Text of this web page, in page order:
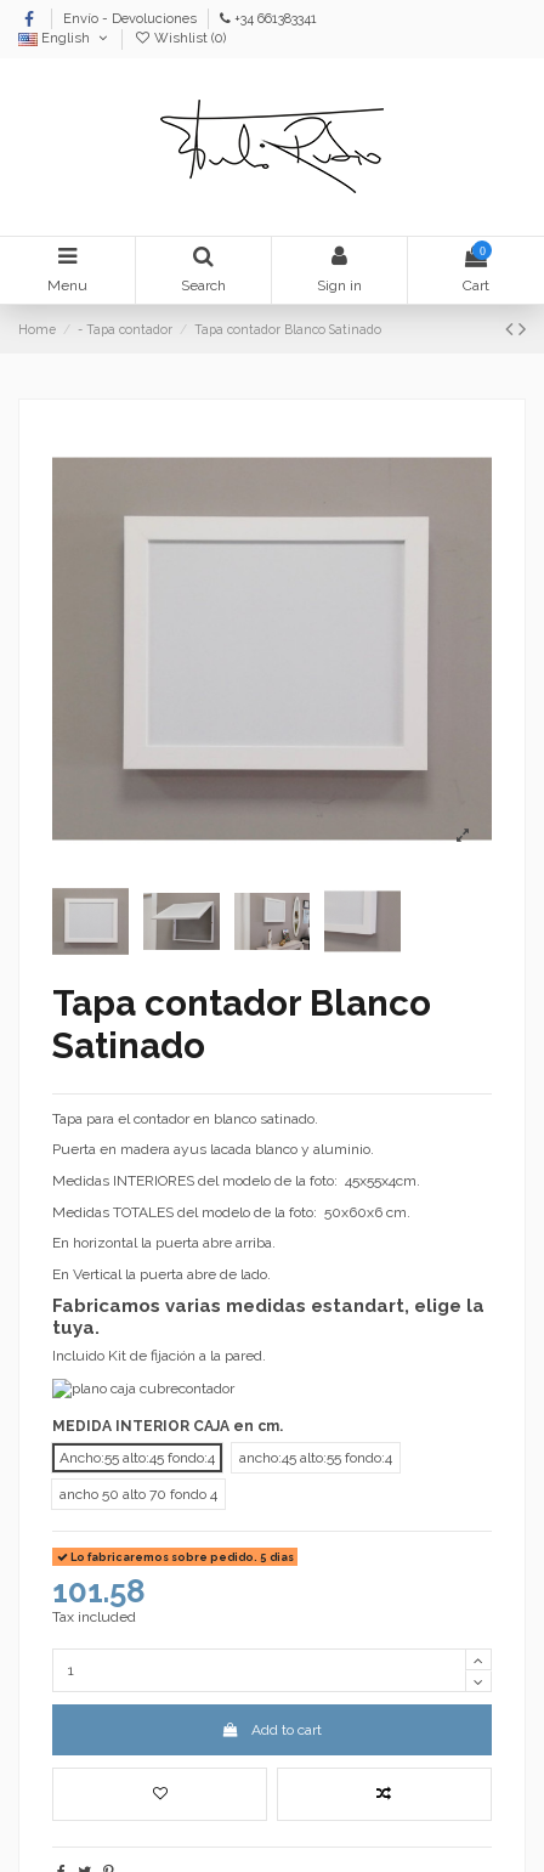
Envío - Devoluciones
+34 661383341
English
Wishlist (0)
Menu Search Sign in
0
Cart
Home - Tapa contador Tapa contador Blanco Satinado
Tapa contador Blanco
Satinado
Tapa para el contador en blanco satinado.
Puerta en madera ayus lacada blanco y aluminio.
Medidas INTERIORES del modelo de la foto: 45x55x4cm.
Medidas TOTALES del modelo de la foto: 50x60x6 cm.
En horizontal la puerta abre arriba.
En Vertical la puerta abre de lado.
Fabricamos varias medidas estandart, elige la
tuya.
Incluido Kit de fijación a la pared.
MEDIDA INTERIOR CAJA en cm.
Ancho:55 alto:45 fondo:4
ancho:45 alto:55 fondo:4
ancho 50 alto 70 fondo 4
Lo fabricaremos sobre pedido. 5 dias
101.58
Tax included
Add to cart